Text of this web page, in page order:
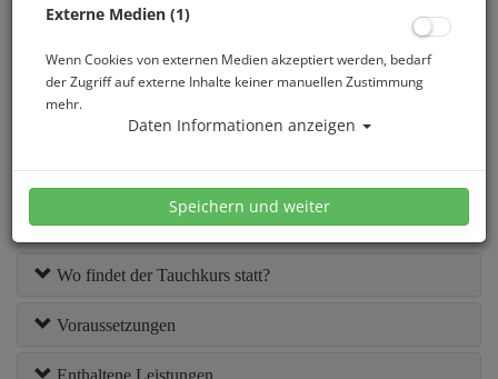
SSI Specialty Independent Diving vermittelt Dir das
notwendige Wissen und die Fertigkeiten, um ohne einen
Tauchpartner sicher und komfortabel tauchen zu können. Du
erfährst mehr über Selbstvertrauen, richtige Wartung der
Ausrüstung und die besonderen Überlegungen und
Rettungstechniken, um ohne Partner tauchen zu können.
(u.a. Onlinetraining) Poolund Freiwasser. Nach erfolgreicher
Absolvierung aller Ausbildungsteile erhältst Du die SSI
Independent Diving Specialty Zertifizierung.
Wo findet der Tauchkurs statt?
Voraussetzungen
Enthaltene Leistungen
Externe Medien (1)
Wenn Cookies von externen Medien akzeptiert werden, bedarf
der Zugriff auf externe Inhalte keiner manuellen Zustimmung
mehr.
Daten Informationen anzeigen
Speichern und weiter